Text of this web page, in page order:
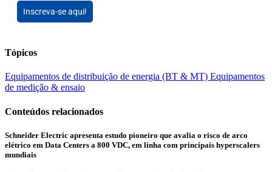
Inscreva-se aqui!
Tópicos
Equipamentos de distribuição de energia (BT & MT) Equipamentos
de medição & ensaio
Conteúdos relacionados
Schneider Electric apresenta estudo pioneiro que avalia o risco de arco
elétrico em Data Centers a 800 VDC, em linha com principais hyperscalers
mundiais